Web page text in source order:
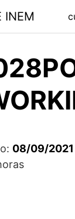
INEM
08/09/2021